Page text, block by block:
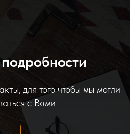
для того чтобы мы могли
с Вами